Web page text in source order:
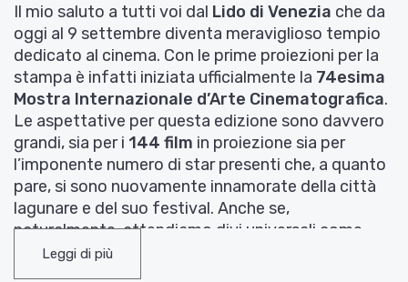
Il mio saluto a tutti voi dal Lido di Venezia che da
oggi al 9 settembre diventa meraviglioso tempio
dedicato al cinema. Con le prime proiezioni per la
stampa è infatti iniziata ufficialmente la 74esima
Mostra Internazionale d’Arte Cinematografica.
Le aspettative per questa edizione sono davvero
grandi, sia per i 144 film in proiezione sia per
l’imponente numero di star presenti che, a quanto
pare, si sono nuovamente innamorate della città
lagunare e del suo festival. Anche se,
naturalmente, attendiamo divi universali come
Robert Redford, Jane Fonda, Michael Caine,
George Clooney, Matt Damon, solo per citarne
Leggi di più